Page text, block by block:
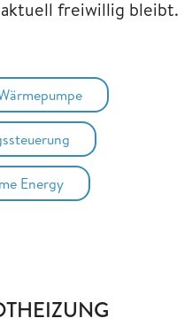
freiwillig bleibt.
Energy